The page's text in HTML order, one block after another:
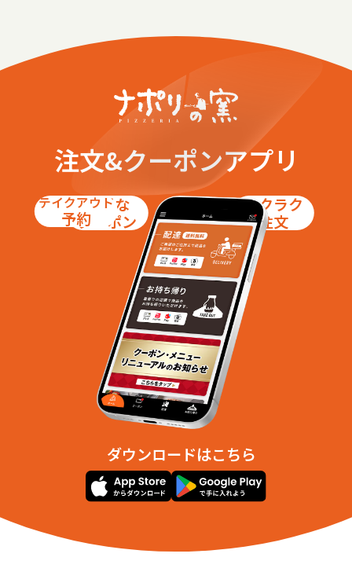
注文&クーポンアプリ
お得な
クーポン
テイクアウト
予約
ラクラク
注文
ダウンロードはこちら